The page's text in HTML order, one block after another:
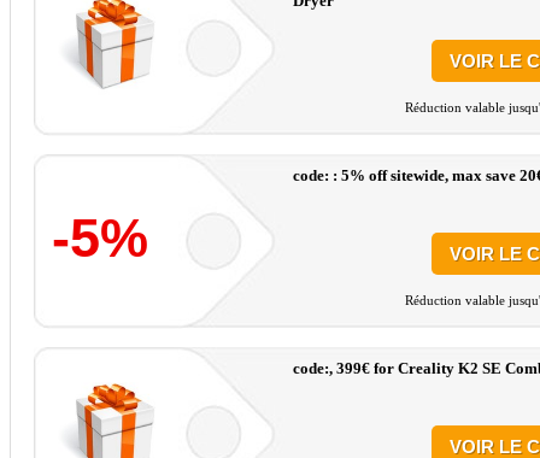
VOIR LE
Réduction valable
-5%
code: : 5% off sitewide, max save
VOIR LE
Réduction valable
code:, 399€ for Creality K2 SE
VOIR LE